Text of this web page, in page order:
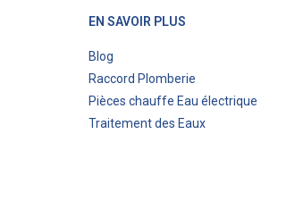
EN SAVOIR PLUS
Blog
Raccord Plomberie
Pièces chauffe Eau électrique
Traitement des Eaux